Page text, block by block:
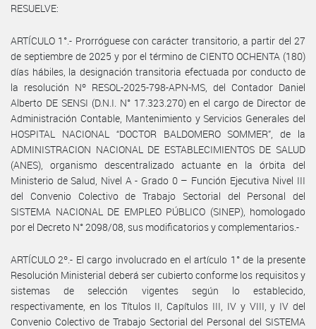
RESUELVE:
ARTÍCULO 1°.- Prorróguese con carácter transitorio, a partir del 27
de septiembre de 2025 y por el término de CIENTO OCHENTA (180)
días hábiles, la designación transitoria efectuada por conducto de
la resolución Nº RESOL-2025-798-APN-MS, del Contador Daniel
Alberto DE SENSI (D.N.I. N° 17.323.270) en el cargo de Director de
Administración Contable, Mantenimiento y Servicios Generales del
HOSPITAL NACIONAL “DOCTOR BALDOMERO SOMMER”, de la
ADMINISTRACION NACIONAL DE ESTABLECIMIENTOS DE SALUD
(ANES), organismo descentralizado actuante en la órbita del
Ministerio de Salud, Nivel A - Grado 0 – Función Ejecutiva Nivel III
del Convenio Colectivo de Trabajo Sectorial del Personal del
SISTEMA NACIONAL DE EMPLEO PÚBLICO (SINEP), homologado
por el Decreto N° 2098/08, sus modificatorios y complementarios.-
ARTÍCULO 2º.- El cargo involucrado en el artículo 1° de la presente
Resolución Ministerial deberá ser cubierto conforme los requisitos y
sistemas de selección vigentes según lo establecido,
respectivamente, en los Títulos II, Capítulos III, IV y VIII, y IV del
Convenio Colectivo de Trabajo Sectorial del Personal del SISTEMA